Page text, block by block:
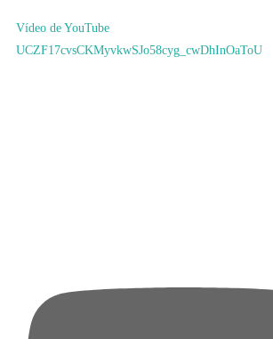
Vídeo de YouTube
UCZF17cvsCKMyvkwSJo58cyg_cwDhInOaToU